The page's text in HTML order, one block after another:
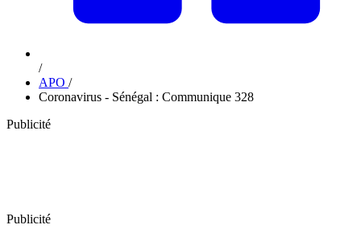
/
APO /
Coronavirus - Sénégal : Communique 328
Publicité
Publicité